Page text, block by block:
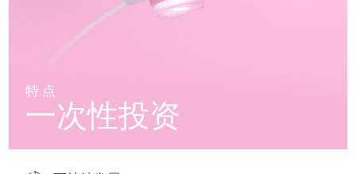
特点
一次性投资